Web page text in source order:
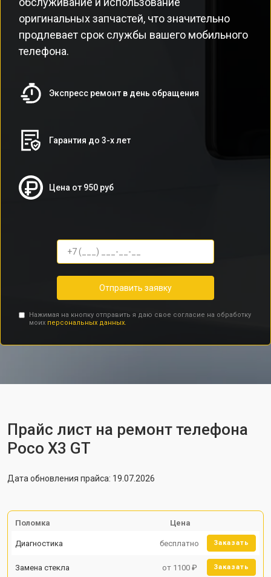
оригинальных запчастей, что значительно
продлевает срок службы вашего мобильного
телефона.
Экспресс ремонт в день обращения
Гарантия до 3-х лет
Цена от 950 руб
Отправить заявку
Нажимая на кнопку отправить я даю свое согласие на обработку
моих персональных данных.
Прайс лист на ремонт телефона
Poco X3 GT
Дата обновления прайса: 19.07.2026
Поломка Цена
Диагностика бесплатно Заказать
Замена стекла от 1100 ₽ Заказать